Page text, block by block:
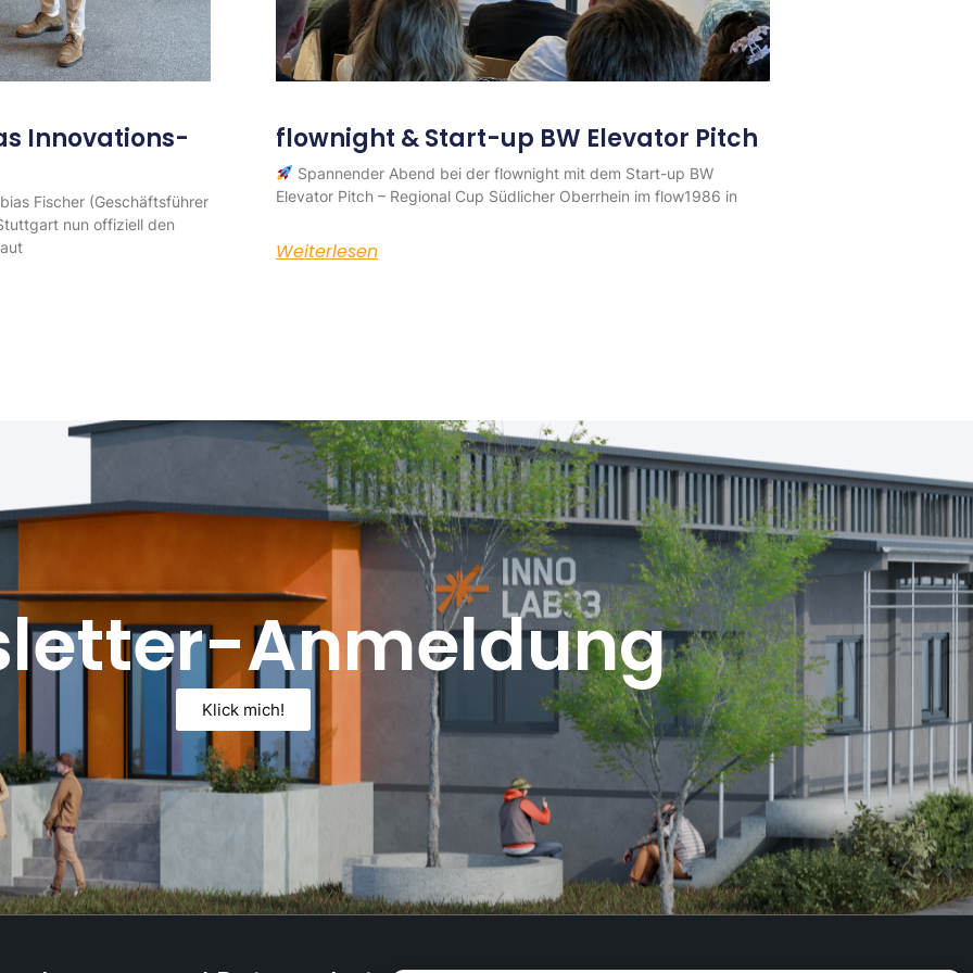
Innovations-
Fischer (Geschäftsführer
nun offiziell den
flownight & Start-up BW Elevator Pitch
Spannender Abend bei der flownight mit dem Start-up BW
Elevator Pitch – Regional Cup Südlicher Oberrhein im flow1986 in
Weiterlesen
Anmeldung
Klick mich!